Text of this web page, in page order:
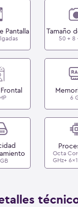
Pantalla Tamaño
50 + 8
6
Octa
GHz+